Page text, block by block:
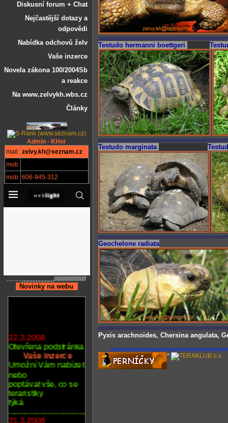
Diskusní forum + Chat
Nejčastější dotazy a
odpovědi
Nabídka odchovů želv
Vaše inzerce
Novela zákona 100/2004Sb
a reakce
Na www.zelvykh.wbs.cz
Články
Admin - KHor
mail
zelvy.kh@seznam.cz
mob
mob 606-945-312
..........,,,,,,,,,,,,,,,,,,,,,/////////////////////
.. Novinky na webu
22.3.2008
Otevřena podstránka
.......Vaše inzerce
Umožní Vám nabízet
nebo
poptávat vše, co se
teraristiky
týká
......................................................
21.3.2008
Testudo hermanni boettgeri
Testudo marginata
Geochelone radiata
Pyxis arachnoides, Chersina angulata,
//////////////////////////////////////////////////////
*